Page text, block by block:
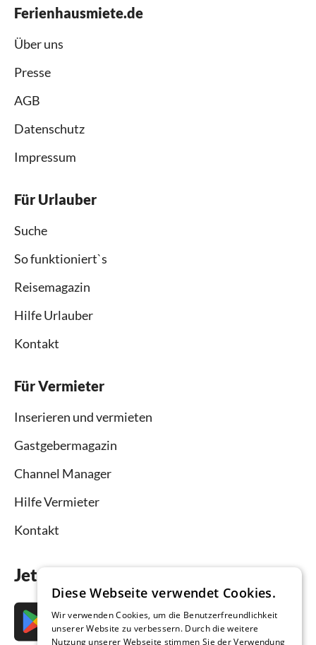
Ferienhausmiete.de
Über uns
Presse
AGB
Datenschutz
Impressum
Für Urlauber
Suche
So funktioniert`s
Reisemagazin
Hilfe Urlauber
Kontakt
Für Vermieter
Inserieren und vermieten
Gastgebermagazin
Channel Manager
Hilfe Vermieter
Kontakt
Jetzt die App downloaden
Diese Webseite verwendet Cookies.
Wir verwenden Cookies, um die Benutzerfreundlichkeit
unserer Website zu verbessern. Durch die weitere
Nutzung unserer Webseite stimmen Sie der Verwendung